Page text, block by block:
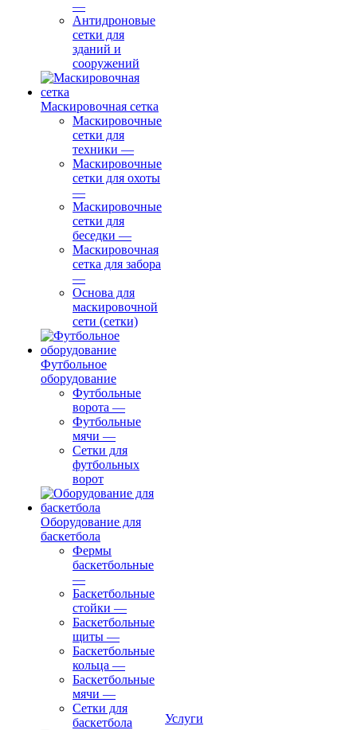
—
Антидроновые
сетки для
зданий и
сооружений
Маскировочная сетка
Маскировочные
сетки для
техники —
Маскировочные
сетки для охоты
—
Маскировочные
сетки для
беседки —
Маскировочная
сетка для забора
—
Основа для
маскировочной
сети (сетки)
Футбольное
оборудование
Футбольные
ворота —
Футбольные
мячи —
Сетки для
футбольных
ворот
Оборудование для
баскетбола
Фермы
баскетбольные
—
Баскетбольные
стойки —
Баскетбольные
щиты —
Баскетбольные
кольца —
Баскетбольные
мячи —
Сетки для
баскетбола
Услуги